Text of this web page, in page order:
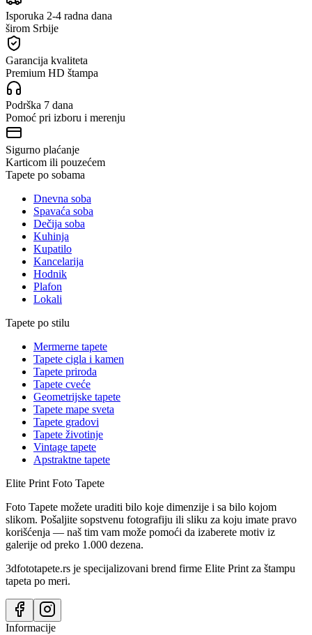
Isporuka 2-4 radna dana
širom Srbije
Garancija kvaliteta
Premium HD štampa
Podrška 7 dana
Pomoć pri izboru i merenju
Sigurno plaćanje
Karticom ili pouzećem
Tapete po sobama
Dnevna soba
Spavaća soba
Dečija soba
Kuhinja
Kupatilo
Kancelarija
Hodnik
Plafon
Lokali
Tapete po stilu
Mermerne tapete
Tapete cigla i kamen
Tapete priroda
Tapete cveće
Geometrijske tapete
Tapete mape sveta
Tapete gradovi
Tapete životinje
Vintage tapete
Apstraktne tapete
Elite Print Foto Tapete
Foto Tapete možete uraditi bilo koje dimenzije i sa bilo kojom
slikom. Pošaljite sopstvenu fotografiju ili sliku za koju imate pravo
korišćenja — naš tim vam može pomoći da izaberete motiv iz
galerije od preko 1.000 dezena.
3dfototapete.rs je specijalizovani brend firme Elite Print za štampu
tapeta po meri.
Informacije